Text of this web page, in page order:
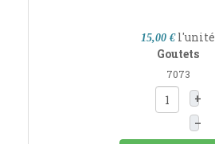
15,00 € l'unité
Goutets
7073
+
–